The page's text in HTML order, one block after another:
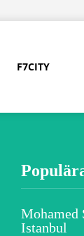
F7CITY
Mohamed
Istanbul